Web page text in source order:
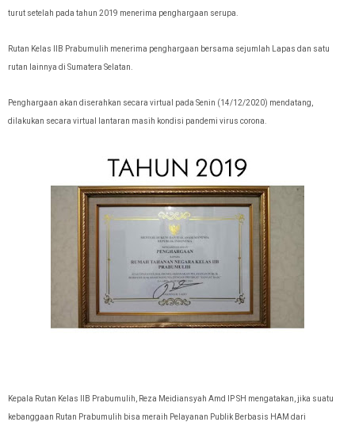
turut setelah pada tahun 2019 menerima penghargaan serupa.
Rutan Kelas IIB Prabumulih menerima penghargaan bersama sejumlah Lapas dan satu
rutan lainnya di Sumatera Selatan.
Penghargaan akan diserahkan secara virtual pada Senin (14/12/2020) mendatang,
dilakukan secara virtual lantaran masih kondisi pandemi virus corona.
Kepala Rutan Kelas IIB Prabumulih, Reza Meidiansyah Amd IP SH mengatakan, jika suatu
kebanggaan Rutan Prabumulih bisa meraih Pelayanan Publik Berbasis HAM dari